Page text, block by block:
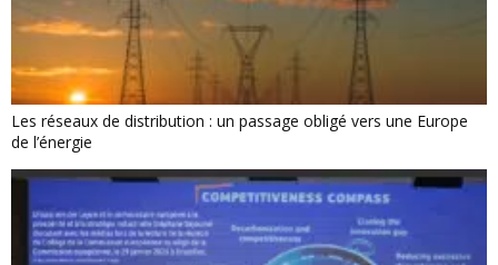
Les réseaux de distribution : un passage obligé vers une Europe
de l’énergie